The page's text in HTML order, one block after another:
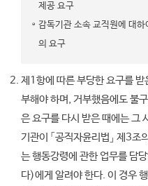
제공 요구
감독기관 소속 교직원에 대
의 요구
제1항에 따른 부당한 요구를 받
부해야 하며, 거부했음에도 불
은 요구를 다시 받은 때에는 그
기관이 「공직자윤리법」 제3
는 행동강령에 관한 업무를 담
다)에게 알려야 한다. 이 경우